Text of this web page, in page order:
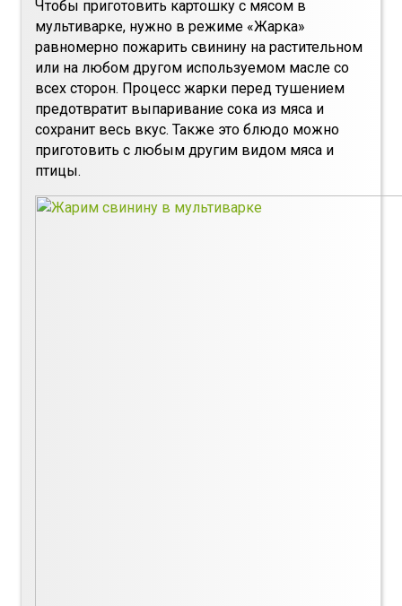
Чтобы приготовить картошку с мясом в
мультиварке, нужно в режиме «Жарка»
равномерно пожарить свинину на растительном
или на любом другом используемом масле со
всех сторон. Процесс жарки перед тушением
предотвратит выпаривание сока из мяса и
сохранит весь вкус. Также это блюдо можно
приготовить с любым другим видом мяса и
птицы.